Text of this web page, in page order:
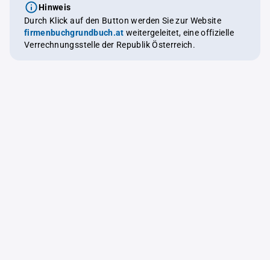
Hinweis
Durch Klick auf den Button werden Sie zur Website
firmenbuchgrundbuch.at weitergeleitet, eine offizielle
Verrechnungsstelle der Republik Österreich.